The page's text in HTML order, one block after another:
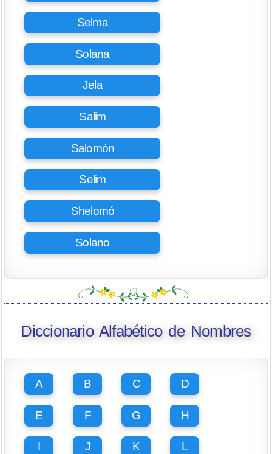
Selma
Solana
Jela
Salim
Salomón
Selim
Shelomó
Solano
Diccionario Alfabético de Nombres
A B C D
E F G H
I J K L